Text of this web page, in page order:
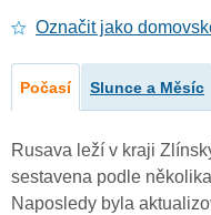
Označit jako
Počasí Slunce a Měsíc
Rusava leží v kraji
sestavena podle
Naposledy byla